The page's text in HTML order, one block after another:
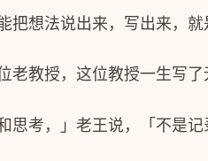
想法说出来，写出来，就
教授，这位教授一生写了
思考，」老王说，「不